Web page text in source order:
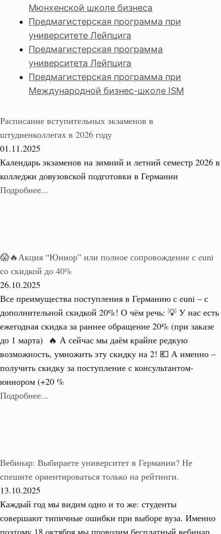
Мюнхенской школе бизнеса
Предмагистерская программа при
университете Лейпцига
Предмагистерская программа
университета Лейпцига
Предмагистерская программа при
Международной бизнес-школе ISM
Расписание вступительных экзаменов в
штудиенколлегах в 2026 году
01.11.2025
Календарь экзаменов на зимний и летний семестр 2026 в
колледжи довузовской подготовки в Германии
Подробнее...
😱🔥Акция “Юниор” или полное сопровождение с euni
со скидкой до 40%
26.10.2025
Все преимущества поступления в Германию с euni – с
дополнительной скидкой 20%! О чём речь: 💡 У нас есть
ежегодная скидка за раннее обращение 20% (при заказе
до 1 марта) 🔥 А сейчас мы даём крайне редкую
возможность, умножить эту скидку на 2! 💶 А именно –
получить скидку за поступление с консультантом-
юниором (+20 %
Подробнее...
Вебинар: Выбираете университет в Германии? Не
спешите ориентироваться только на рейтинги.
13.10.2025
Каждый год мы видим одно и то же: студенты
совершают типичные ошибки при выборе вуза. Именно
поэтому 18 октября мы проводим бесплатный вебинар